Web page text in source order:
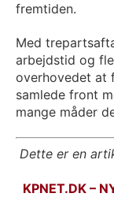
fremtiden.
Med
arbejdstid og
overhovedet at
samlede front
mange måder
Dette er en
KPNET.DK –